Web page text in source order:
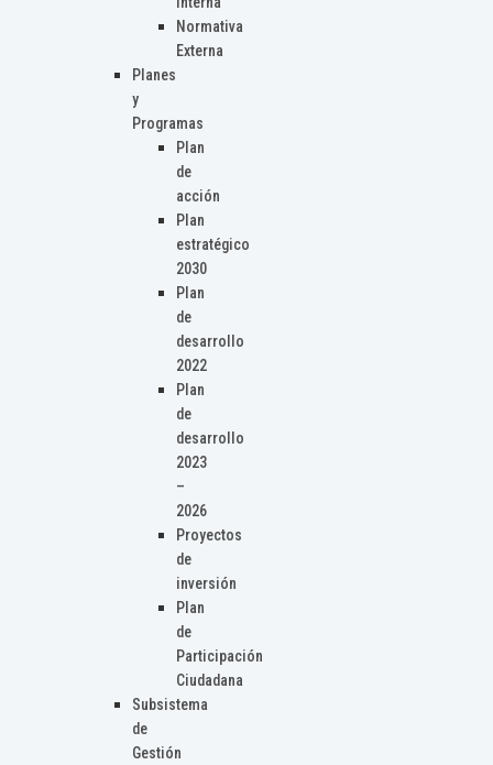
Normativa
Externa
Planes
y
Programas
Plan
de
acción
Plan
estratégico
2030
Plan
de
desarrollo
2022
Plan
de
desarrollo
2023
–
2026
Proyectos
de
inversión
Plan
de
Participación
Ciudadana
Subsistema
de
Gestión